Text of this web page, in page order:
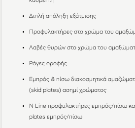
Διπλή απόληξη εξάτμισης
Προφυλακτήρες στο χρώμα του
Λαβές θυρών στο χρώμα του
Ράγες οροφής
Εμπρός & πίσω διακοσμητικά
(skid plates) ασημί χρώματος
Ν Line προφυλακτήρες εμπρός/πίσω
plates εμπρός/πίσω